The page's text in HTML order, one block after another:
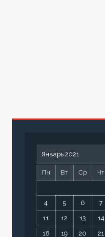
Январь 2021
Пн Вт Ср Чт
4 5 6 7
11 12 13 14
18 19 20 21